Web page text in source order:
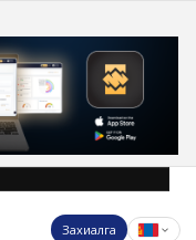
Захиалга